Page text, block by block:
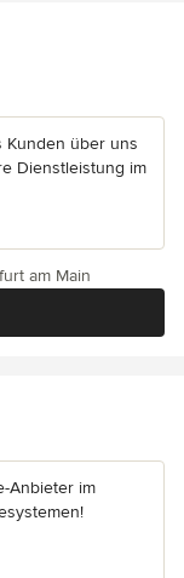
Kunden über uns
Dienstleistung im
am Main
Anbieter im